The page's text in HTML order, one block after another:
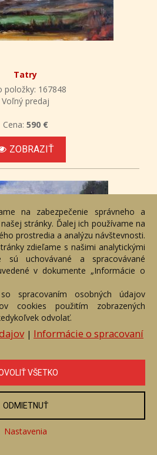
Tatry
položky: 167848
Voľný predaj
Cena: 590 €
ZOBRAZIŤ
Tatry
položky: 156105
Voľný predaj
Cena:420 €
ZOBRAZIŤ
na zabezpečenie správneho a
stránky. Ďalej ich používame na
prostredia a analýzu návštevnosti.
zdieľame s našimi analytickými
sú uchovávané a spracovávané
v dokumente „Informácie o
spracovaním osobných údajov
cookies použitím zobrazených
odvolať.
| Informácie o spracovaní
VŠETKO
ODMIETNUŤ
Nastavenia